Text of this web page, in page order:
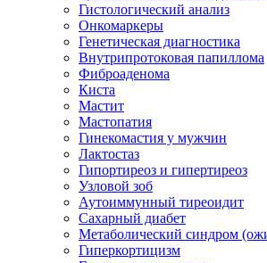
Гистологический анализ
Онкомаркеры
Генетическая диагностика
Внутрипротоковая папиллома
Фиброаденома
Киста
Мастит
Мастопатия
Гинекомастия у мужчин
Лактостаз
Гипортиреоз и гипертиреоз
Узловой зоб
Аутоиммунный тиреоидит
Сахарный диабет
Метаболический синдром
Гиперкортицизм